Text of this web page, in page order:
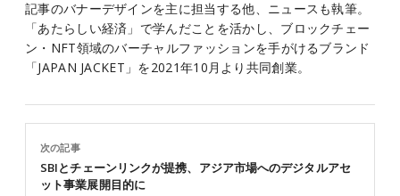
記事のバナーデザインを主に担当する他、ニュースも執筆。
「あたらしい経済」で学んだことを活かし、ブロックチェー
ン・NFT領域のバーチャルファッションを手がけるブランド
「JAPAN JACKET」を2021年10月より共同創業。
次の記事
SBIとチェーンリンクが提携、アジア市場へのデジタルアセ
ット事業展開目的に